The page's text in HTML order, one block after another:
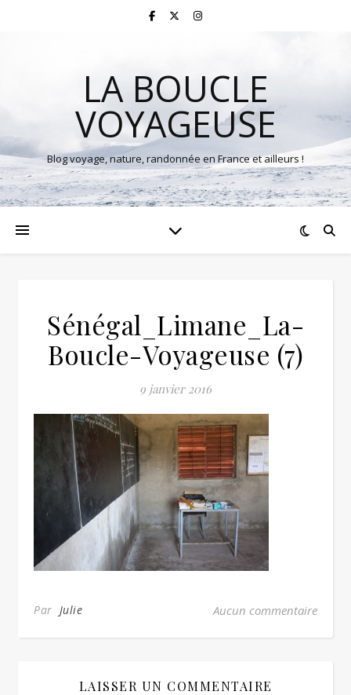
LA BOUCLE
VOYAGEUSE
Blog voyage, nature, randonnée en France et ailleurs !
Sénégal_Limane_La-
Boucle-Voyageuse (7)
9 janvier 2016
Par Julie Aucun commentaire
LAISSER UN COMMENTAIRE